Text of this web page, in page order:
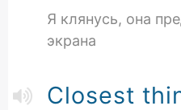
Я клянусь, она
экрана
Closest